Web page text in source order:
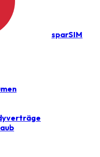
sparSIM